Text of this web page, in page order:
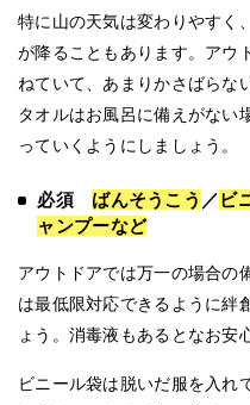
特に山の天気は変わりやすく
が降ることもあります。アウ
ねていて、あまりかさばらな
タオルはお風呂に備えがない
っていくようにしましょう。
必須 ばんそうこう ／ビ
ャンプーなど
アウトドアでは万一の場合の
は最低限対応できるように絆
ょう。消毒液もあるとなお安
ビニール袋は脱いだ服を入れ